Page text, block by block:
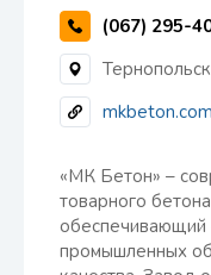
(067) 295-
«МК Бетон» –
товарного
обеспечивающий
промышленных